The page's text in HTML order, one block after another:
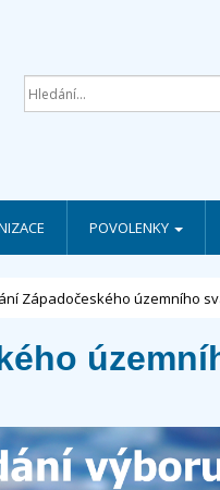
POVOLENKY
Západočeského územního